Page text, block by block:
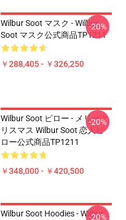
Wilbur Soot マスク - Wilbur
Soot マスク公式商品TP1211
￥288,405 - ￥326,250
-20%
Wilbur Soot ピロー - メリーク
リスマス Wilbur Soot 恋人ピ
ロー公式商品TP1211
￥348,000 - ￥420,500
-20%
Wilbur Soot Hoodies - Wilbur
-20%